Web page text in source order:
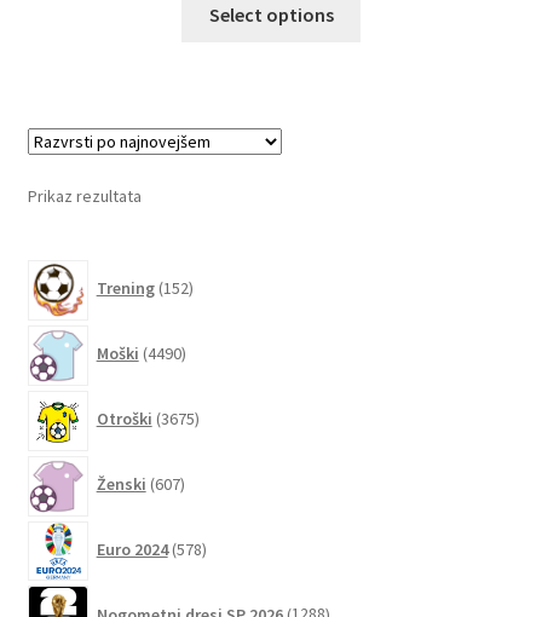
Select options
Prikaz rezultata
Trening 152izdelkov
Moški 4490izdelkov
Otroški 3675izdelkov
Ženski 607izdelkov
Euro 2024 578izdelkov